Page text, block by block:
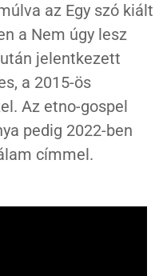
az Egy szó kiált
a Nem úgy lesz
jelentkezett
a 2015-ös
Az etno-gospel
pedig 2022-ben
címmel.